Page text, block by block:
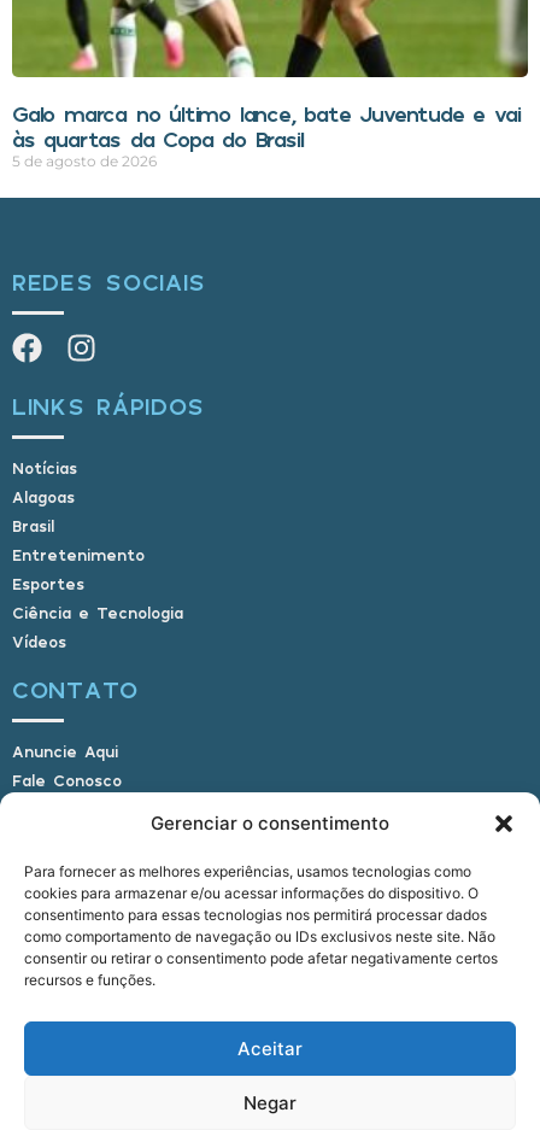
Gerenciar o consentimento
Para fornecer as melhores experiências, usamos tecnologias como
cookies para armazenar e/ou acessar informações do dispositivo. O
consentimento para essas tecnologias nos permitirá processar dados
como comportamento de navegação ou IDs exclusivos neste site. Não
consentir ou retirar o consentimento pode afetar negativamente certos
recursos e funções.
Aceitar
Negar
Galo marca no último lance, bate Juventude e vai
às quartas da Copa do Brasil
5 de agosto de 2026
REDES SOCIAIS
LINKS RÁPIDOS
Notícias
Alagoas
Brasil
Entretenimento
Esportes
Ciência e Tecnologia
Vídeos
CONTATO
Anuncie Aqui
Fale Conosco
E-mail: alagoasbrasilnoticias@gmail.com
Telefone: (82) 9 9691-0391 (Whatsapp)
Responsável Técnico: Crysthyan Carlos
Rua do Sau - Centro - Anadia - AL - CEP:
© 2022 - 2026 Alagoas Brasil Notícias. Todos os
direitos reservados.